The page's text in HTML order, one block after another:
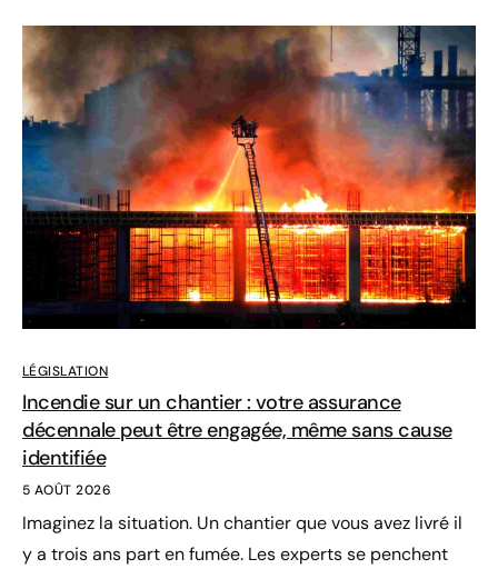
LÉGISLATION
Incendie sur un chantier : votre assurance
décennale peut être engagée, même sans cause
identifiée
5 AOÛT 2026
Imaginez la situation. Un chantier que vous avez livré il
y a trois ans part en fumée. Les experts se penchent